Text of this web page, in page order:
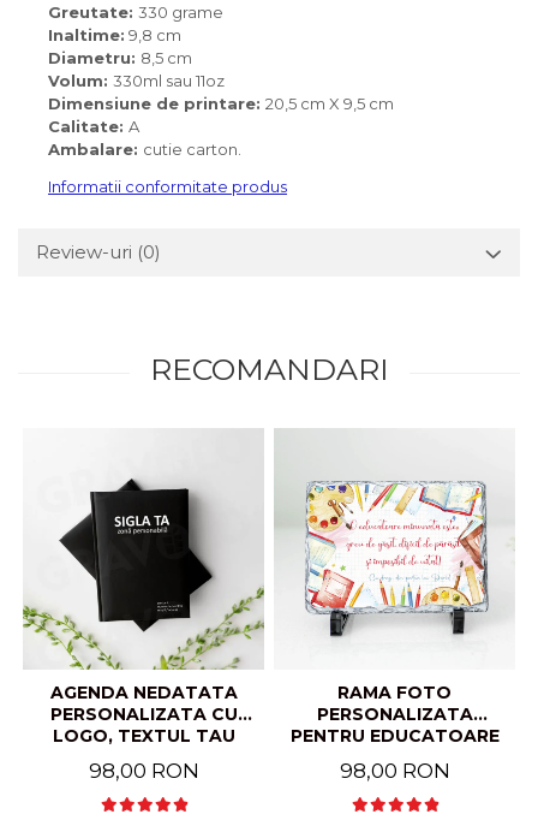
Greutate: 330 grame
Inaltime: 9,8 cm
Diametru: 8,5 cm
Volum: 330ml sau 11oz
Dimensiune de printare: 20,5 cm X 9,5 cm
Calitate: A
Ambalare: cutie carton.
Informatii conformitate produs
Review-uri (0)
RECOMANDARI
AGENDA NEDATATA
PERSONALIZATA CU
LOGO, TEXTUL TAU
98,00 RON
RAMA FOTO
PERSONALIZATA
PENTRU EDUCATOARE
NATURALA)
98,00 RON